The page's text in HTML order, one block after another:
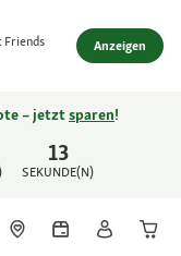
Friends Anzeigen
13
SEKUNDE(N)
– jetztsparen!